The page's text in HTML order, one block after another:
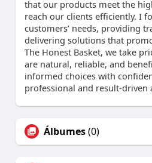
that our products meet the
reach our clients efficiently. I
customers’ needs, providing
delivering solutions that
The Honest Basket, we take
are natural, reliable, and
informed choices with
professional and result-driven
Álbumes(0)